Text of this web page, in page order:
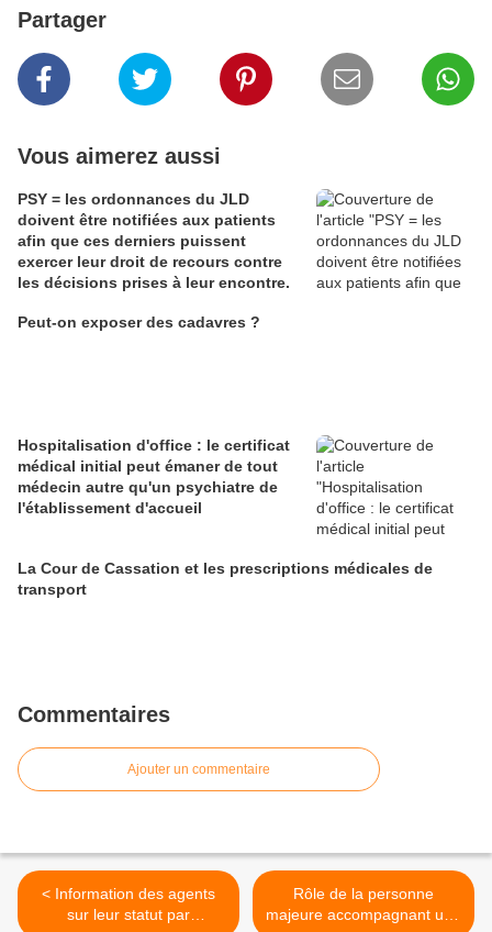
Partager
Vous aimerez aussi
PSY = les ordonnances du JLD
doivent être notifiées aux patients
afin que ces derniers puissent
exercer leur droit de recours contre
les décisions prises à leur encontre.
Peut-on exposer des cadavres ?
Hospitalisation d'office : le certificat
médical initial peut émaner de tout
médecin autre qu'un psychiatre de
l'établissement d'accueil
La Cour de Cassation et les prescriptions médicales de
transport
Commentaires
Ajouter un commentaire
< Information des agents
sur leur statut par
Rôle de la personne
majeure accompagnant une